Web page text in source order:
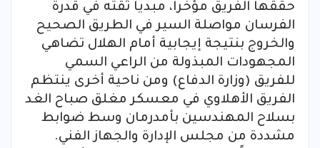
حققها الفريق مؤخراً، مبدياً ثقته في قدرة
الفرسان مواصلة السير في الطريق الصحيح
والخروج بنتيجة إيجابية أمام الهلال تضاهي
المجهودات المبذولة من الراعي السمي
للفريق (وزارة الدفاع) ومن ناحية أخرى ينتظم
الفريق الأهلاوي في معسكر مغلق صباح الغد
بسلاح المهندسين بأمدرمان وسط ضوابط
مشددة من مجلس الإدارة والجهاز الفني.